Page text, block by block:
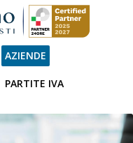
AZIENDE
PARTITE IVA